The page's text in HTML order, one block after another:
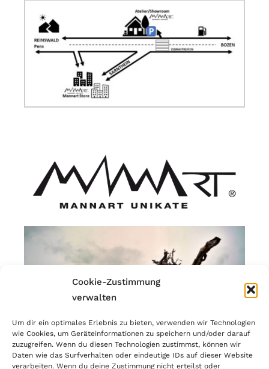
Cookie-Zustimmung
verwalten
Um dir ein optimales Erlebnis zu bieten, verwenden wir Technologien
wie Cookies, um Geräteinformationen zu speichern und/oder darauf
zuzugreifen. Wenn du diesen Technologien zustimmst, können wir
Daten wie das Surfverhalten oder eindeutige IDs auf dieser Website
verarbeiten. Wenn du deine Zustimmung nicht erteilst oder